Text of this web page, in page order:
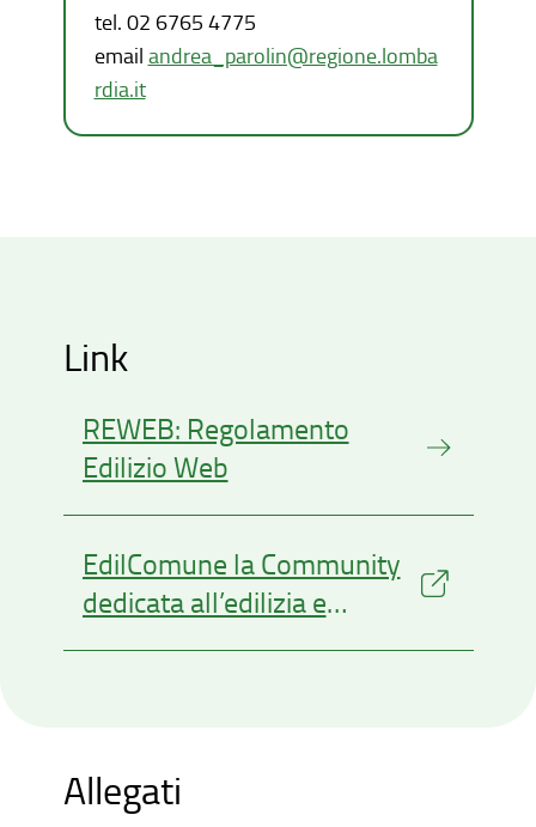
tel. 02 6765 4775
email andrea_parolin@regione.lomba
rdia.it
Link
REWEB: Regolamento
Edilizio Web
EdilComune la Community
dedicata all’edilizia e
all’urbanistica
Allegati